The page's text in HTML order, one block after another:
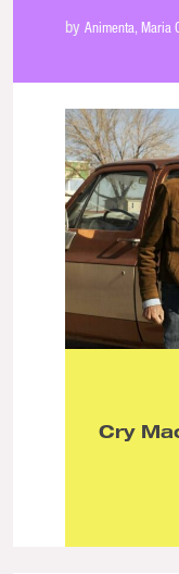
by Animenta Maria
Cry